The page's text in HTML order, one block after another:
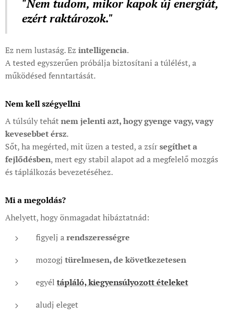
"Nem tudom, mikor kapok új energiát,
ezért raktározok."
Ez nem lustaság. Ez intelligencia.
A tested egyszerűen próbálja biztosítani a túlélést, a
működésed fenntartását.
Nem kell szégyellni
A túlsúly tehátnem jelenti azt, hogy gyenge vagy, vagy
kevesebbet érsz.
Sőt, ha megérted, mit üzen a tested, a zsírsegíthet a
fejlődésben, mert egy stabil alapot ad a megfelelő mozgás
és táplálkozás bevezetéséhez.
Mi a megoldás?
Ahelyett, hogy önmagadat hibáztatnád:
figyelj arendszerességre
mozogj türelmesen, de következetesen
egyél tápláló, kiegyensúlyozott ételeket
aludj eleget